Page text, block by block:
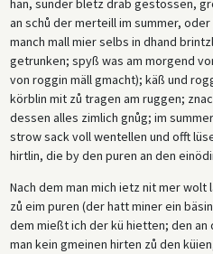
han, sunder bletz drab gestossen,
an schů der merteill im summer,
manch mall mier selbs in dhand
getrunken; spyß was am morgend
von roggin mäll gmacht); käß und
körblin mit zů tragen am ruggen;
dessen alles zimlich gnůg; im
strow sack voll wentellen und offt
hirtlin, die by den puren an den
Nach dem man mich ietz nit mer
zů eim puren (der hatt miner ein
dem mießt ich der kü hietten; den
man kein gmeinen hirten zů den